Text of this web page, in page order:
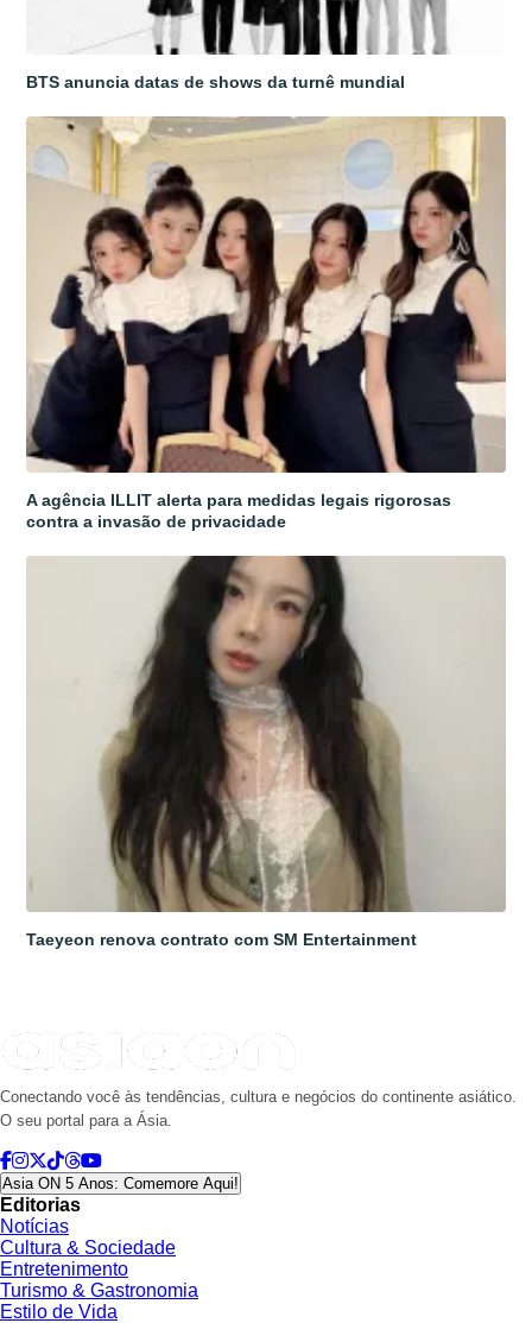
BTS anuncia datas de shows da turnê mundial
A agência ILLIT alerta para medidas legais rigorosas
contra a invasão de privacidade
Taeyeon renova contrato com SM Entertainment
Conectando você às tendências, cultura e negócios do continente asiático.
O seu portal para a Ásia.
Asia ON 5 Anos: Comemore Aqui!
Editorias
Notícias
Cultura & Sociedade
Entretenimento
Turismo & Gastronomia
Estilo de Vida